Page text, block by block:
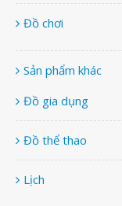
Đồ chơi
Sản phẩm khác
Đồ gia dụng
Đồ thể thao
Lịch